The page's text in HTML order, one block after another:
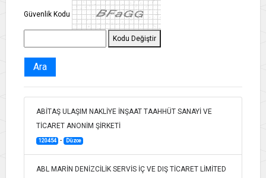
Güvenlik Kodu
Kodu Değiştir
Ara
ABİTAŞ ULAŞIM NAKLİYE İNŞAAT TAAHHÜT SANAYİ VE
TİCARET ANONİM ŞİRKETİ
120454 - Düzce
ABL MARİN DENİZCİLİK SERVİS İÇ VE DIŞ TİCARET LİMİTED